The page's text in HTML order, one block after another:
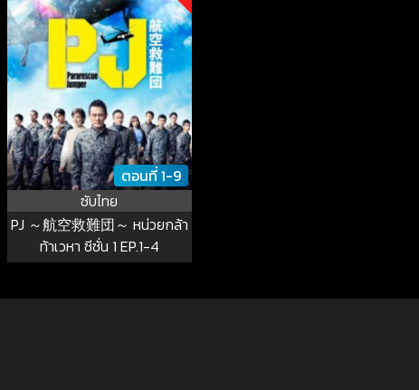
ตอนที่ 1-9
ซับไทย
PJ ～航空救難団～ หน่วยกล้า
ท้าเวหา ซีซั่น 1 EP.1-4